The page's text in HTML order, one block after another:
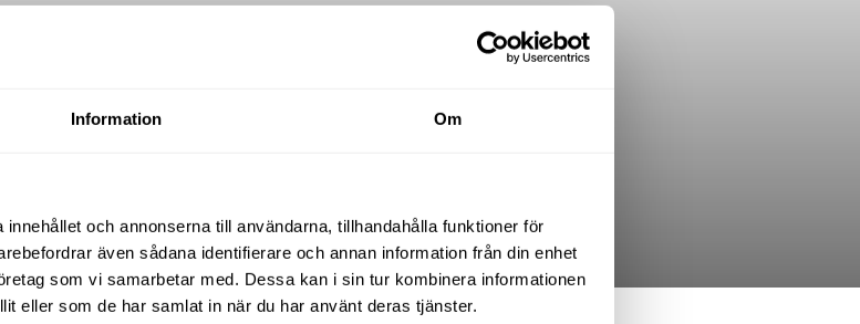
Information Om
och annonserna till användarna, tillhandahålla funktioner för
även sådana identifierare och annan information från din enhet
som vi samarbetar med. Dessa kan i sin tur kombinera informationen
eller som de har samlat in när du har använt deras tjänster.
19